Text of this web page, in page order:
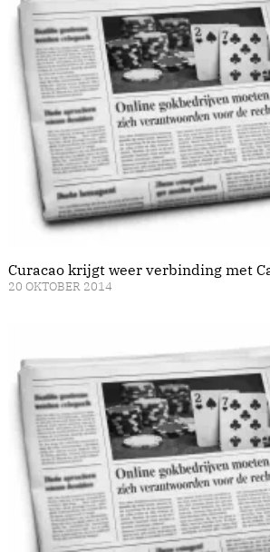
Curacao krijgt weer verbinding met
20 OKTOBER 2014